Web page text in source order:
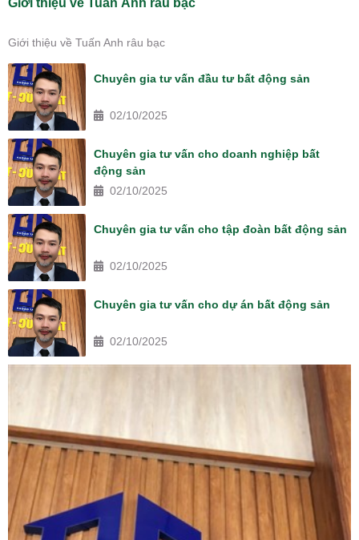
Giới thiệu về Tuấn Anh râu bạc
Giới thiệu về Tuấn Anh râu bạc
Chuyên gia tư vấn đầu tư bất động sản
02/10/2025
Chuyên gia tư vấn cho doanh nghiệp bất
động sản
02/10/2025
Chuyên gia tư vấn cho tập đoàn bất động sản
02/10/2025
Chuyên gia tư vấn cho dự án bất động sản
02/10/2025